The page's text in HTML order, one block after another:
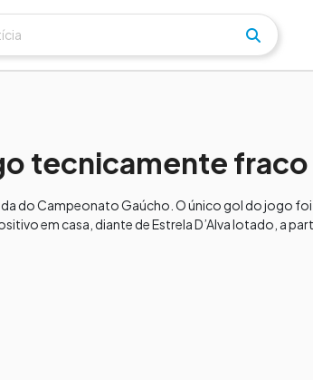
tecnicamente fraco
do Campeonato Gaúcho. O único gol do jogo
em casa, diante de Estrela D’Alva lotado, a